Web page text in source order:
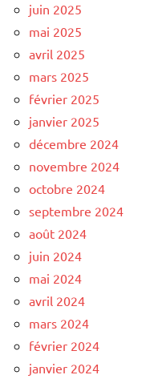
juin 2025
mai 2025
avril 2025
mars 2025
février 2025
janvier 2025
décembre 2024
novembre 2024
octobre 2024
septembre 2024
août 2024
juin 2024
mai 2024
avril 2024
mars 2024
février 2024
janvier 2024